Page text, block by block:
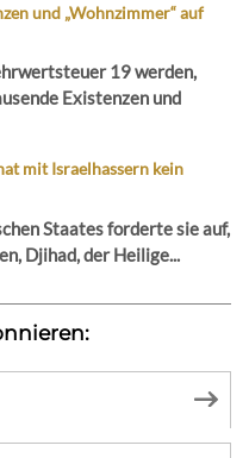
und „Wohnzimmer“ auf
19 werden,
Existenzen und
mit Israelhassern kein
Staates forderte sie auf,
Djihad, der Heilige...